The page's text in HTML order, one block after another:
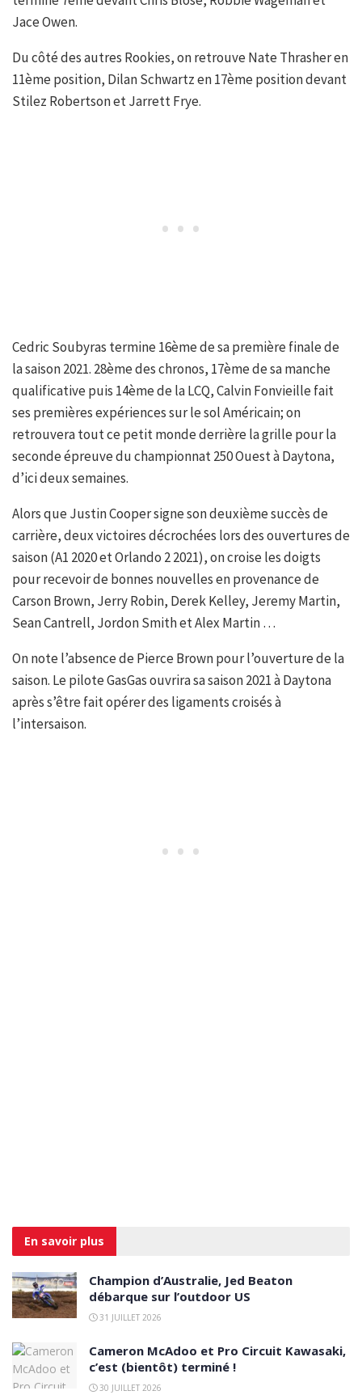
Jace Owen.
Du côté des autres Rookies, on retrouve Nate Thrasher en
11ème position, Dilan Schwartz en 17ème position devant
Stilez Robertson et Jarrett Frye.
Cedric Soubyras termine 16ème de sa première finale de
la saison 2021. 28ème des chronos, 17ème de sa manche
qualificative puis 14ème de la LCQ, Calvin Fonvieille fait
ses premières expériences sur le sol Américain; on
retrouvera tout ce petit monde derrière la grille pour la
seconde épreuve du championnat 250 Ouest à Daytona,
d’ici deux semaines.
Alors que Justin Cooper signe son deuxième succès de
carrière, deux victoires décrochées lors des ouvertures de
saison (A1 2020 et Orlando 2 2021), on croise les doigts
pour recevoir de bonnes nouvelles en provenance de
Carson Brown, Jerry Robin, Derek Kelley, Jeremy Martin,
Sean Cantrell, Jordon Smith et Alex Martin …
On note l’absence de Pierce Brown pour l’ouverture de la
saison. Le pilote GasGas ouvrira sa saison 2021 à Daytona
après s’être fait opérer des ligaments croisés à
l’intersaison.
En savoir plus
Champion d’Australie, Jed Beaton
débarque sur l’outdoor US
31 JUILLET 2026
Cameron McAdoo et Pro Circuit Kawasaki,
c’est (bientôt) terminé !
30 JUILLET 2026